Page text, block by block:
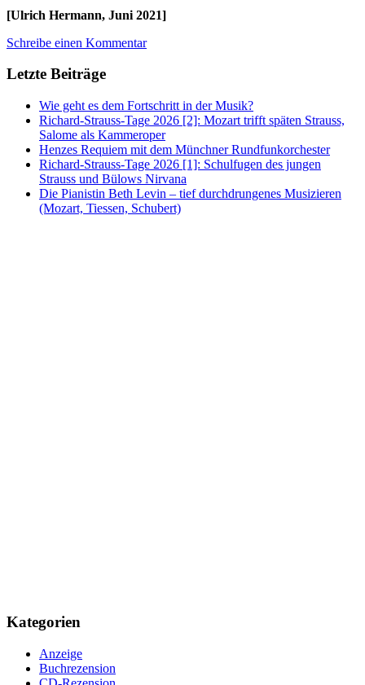
[Ulrich Hermann, Juni 2021]
Schreibe einen Kommentar
Letzte Beiträge
Wie geht es dem Fortschritt in der Musik?
Richard-Strauss-Tage 2026 [2]: Mozart trifft späten Strauss,
Salome als Kammeroper
Henzes Requiem mit dem Münchner Rundfunkorchester
Richard-Strauss-Tage 2026 [1]: Schulfugen des jungen
Strauss und Bülows Nirvana
Die Pianistin Beth Levin – tief durchdrungenes Musizieren
(Mozart, Tiessen, Schubert)
Kategorien
Anzeige
Buchrezension